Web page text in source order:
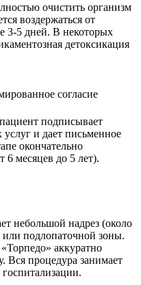
очистить организм
воздержаться от
3-5 дней. В некоторых
детоксикация
согласие
подписывает
и дает письменное
окончательно
6 месяцев до 5 лет).
небольшой надрез (около
подлопаточной зоны.
аккуратно
Вся процедура занимает